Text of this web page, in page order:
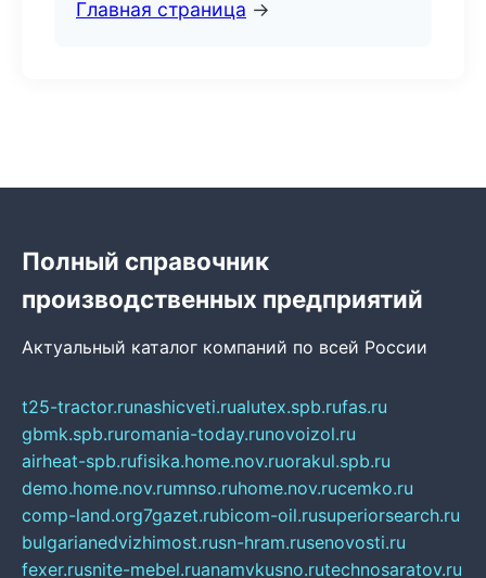
Главная страница →
Полный справочник
производственных предприятий
Актуальный каталог компаний по всей России
t25-tractor.runashicveti.rualutex.spb.rufas.ru
gbmk.spb.ruromania-today.runovoizol.ru
airheat-spb.rufisika.home.nov.ruorakul.spb.ru
demo.home.nov.rumnso.ruhome.nov.rucemko.ru
comp-land.org7gazet.rubicom-oil.rusuperiorsearch.ru
bulgarianedvizhimost.rusn-hram.rusenovosti.ru
fexer.rusnite-mebel.ruanamvkusno.rutechnosaratov.ru